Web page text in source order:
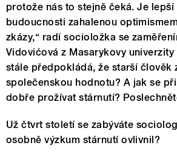
protože nás to stejně čeká. Je
budoucnosti zahalenou
zkázy,“ radí socioložka se
Vidovićová z Masarykovy
stále předpokládá, že starší člověk
společenskou hodnotu? A jak se
dobře prožívat stárnutí?
Už čtvrt století se zabýváte
osobně výzkum stárnutí ovlivnil?